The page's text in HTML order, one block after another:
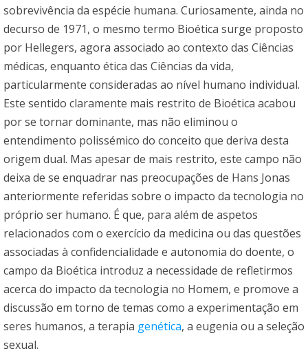
sobrevivência da espécie humana. Curiosamente, ainda no
decurso de 1971, o mesmo termo Bioética surge proposto
por Hellegers, agora associado ao contexto das Ciências
médicas, enquanto ética das Ciências da vida,
particularmente consideradas ao nível humano individual.
Este sentido claramente mais restrito de Bioética acabou
por se tornar dominante, mas não eliminou o
entendimento polissémico do conceito que deriva desta
origem dual. Mas apesar de mais restrito, este campo não
deixa de se enquadrar nas preocupações de Hans Jonas
anteriormente referidas sobre o impacto da tecnologia no
próprio ser humano. É que, para além de aspetos
relacionados com o exercício da medicina ou das questões
associadas à confidencialidade e autonomia do doente, o
campo da Bioética introduz a necessidade de refletirmos
acerca do impacto da tecnologia no Homem, e promove a
discussão em torno de temas como a experimentação em
seres humanos, a terapia genética, a eugenia ou a seleção
sexual.